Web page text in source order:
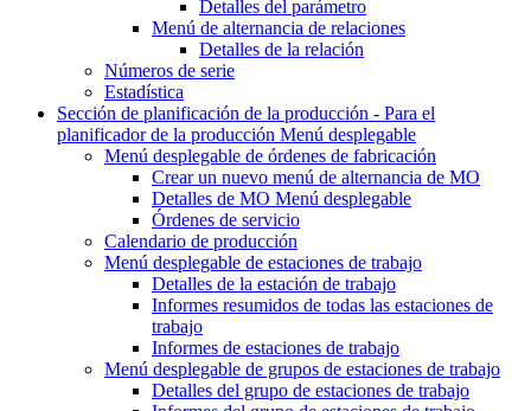
Detalles del parámetro
Menú de alternancia de relaciones
Detalles de la relación
Números de serie
Estadística
Sección de planificación de la producción - Para el
planificador de la producción Menú desplegable
Menú desplegable de órdenes de fabricación
Crear un nuevo menú de alternancia de MO
Detalles de MO Menú desplegable
Órdenes de servicio
Calendario de producción
Menú desplegable de estaciones de trabajo
Detalles de la estación de trabajo
Informes resumidos de todas las estaciones de
trabajo
Informes de estaciones de trabajo
Menú desplegable de grupos de estaciones de trabajo
Detalles del grupo de estaciones de trabajo